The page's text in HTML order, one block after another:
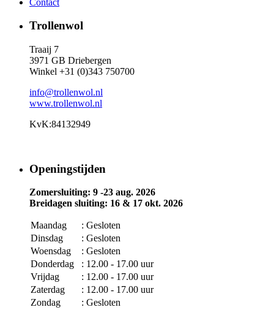
Trollenwol
Traaij 7
3971 GB Driebergen
Winkel +31 (0)343 750700
info@trollenwol.nl
www.trollenwol.nl
KvK:84132949
Openingstijden
Zomersluiting: 9 -23 aug. 2026
Breidagen sluiting: 16 & 17 okt. 2026
Maandag
: Gesloten
Dinsdag
: Gesloten
Woensdag
: Gesloten
Donderdag
: 12.00 - 17.00 uur
Vrijdag
: 12.00 - 17.00 uur
Zaterdag
: 12.00 - 17.00 uur
Zondag
: Gesloten